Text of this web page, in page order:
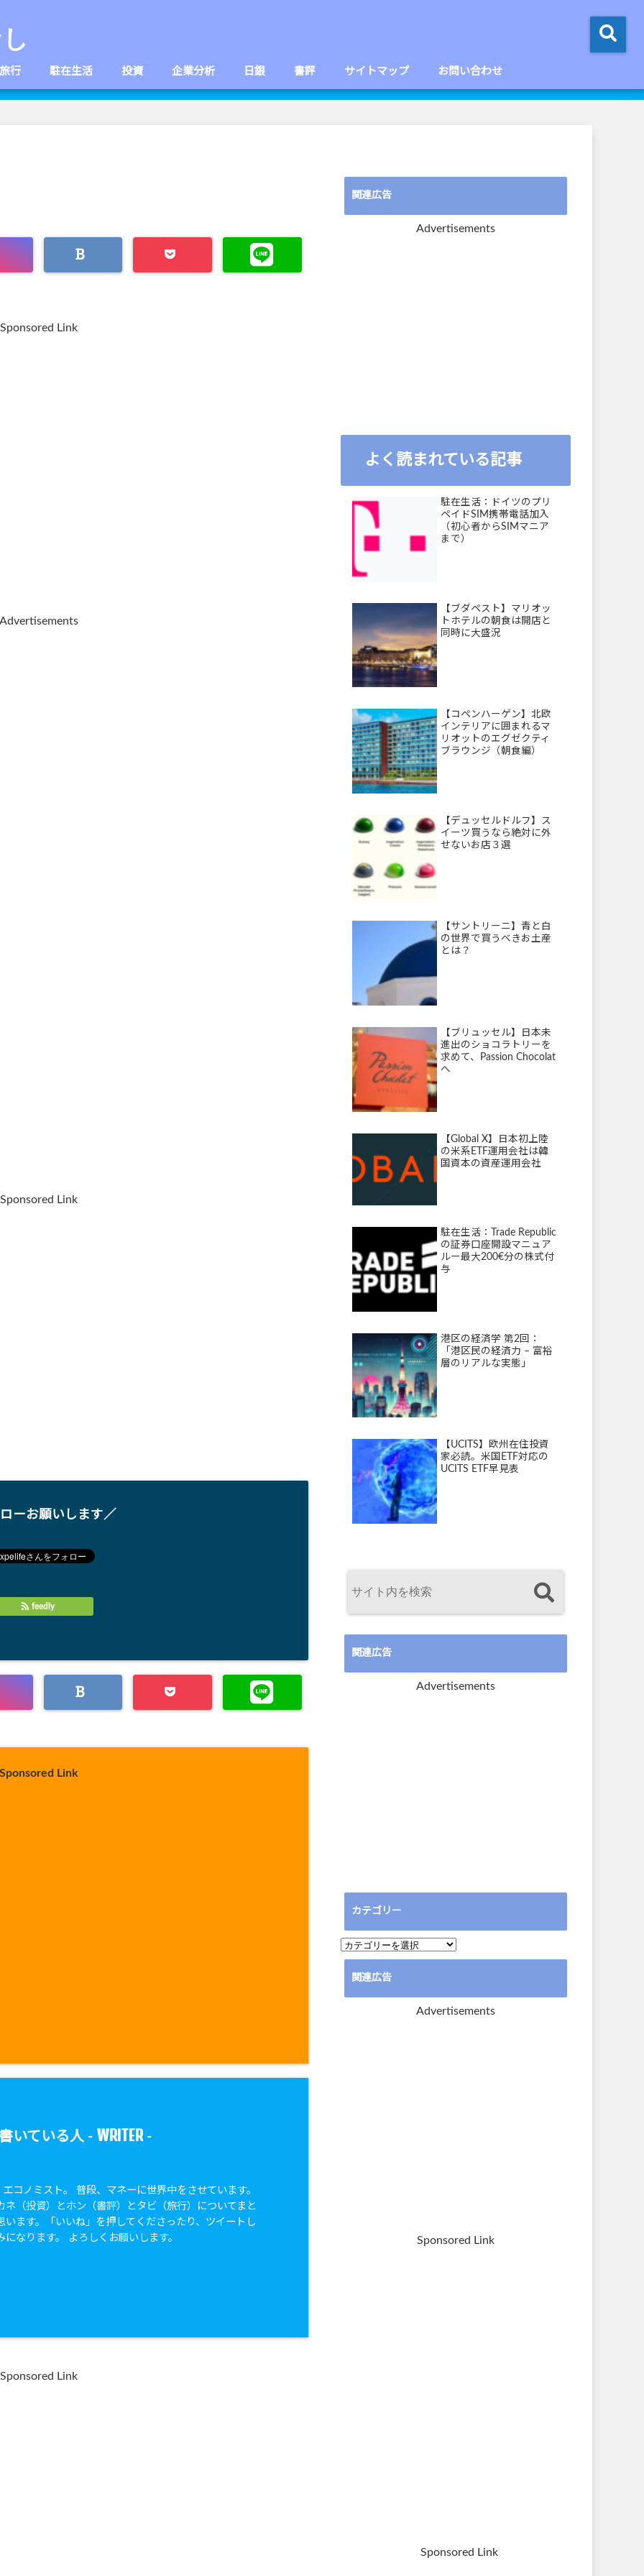
旅行 駐在生活 投資 企業分析 日銀 書評 サイトマップ お問い合わせ
Sponsored Link
Advertisements
Sponsored Link
ーお願いします／
feedly
Sponsored Link
いている人 - WRITER-
コノミスト。 普段、マネーに世界中をさせています。
ネ（投資）とホン（書評）とタビ（旅行）についてまと
います。「いいね」を押してくださったり、ツイートし
になります。 よろしくお願いします。
Sponsored Link
関連広告
Advertisements
よく読まれている記事
駐在生活：ドイツのプリ
ペイドSIM携帯電話加入
（初心者からSIMマニア
まで）
【ブダペスト】マリオッ
トホテルの朝食は開店と
同時に大盛況
【コペンハーゲン】北欧
インテリアに囲まれるマ
リオットのエグゼクティ
ブラウンジ（朝食編）
【デュッセルドルフ】ス
イーツ買うなら絶対に外
せないお店３選
【サントリーニ】青と白
の世界で買うべきお土産
とは？
【ブリュッセル】日本未
進出のショコラトリーを
求めて、Passion Chocolat
へ
【Global X】日本初上陸
の米系ETF運用会社は韓
国資本の資産運用会社
駐在生活：Trade Republic
の証券口座開設マニュア
ルー最大200€分の株式付
与
港区の経済学 第2回：
「港区民の経済力 – 富裕
層のリアルな実態」
【UCITS】欧州在住投資
家必読。米国ETF対応の
UCITS ETF早見表
関連広告
Advertisements
カテゴリー
カ
テ
リ
関連広告
Advertisements
Sponsored Link
Sponsored Link